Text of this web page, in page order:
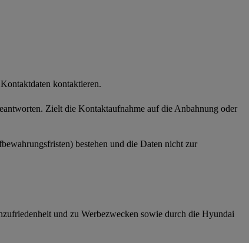
kontaktieren.
Zielt die Kontaktaufnahme auf die Anbahnung oder
bestehen und die Daten nicht zur
und zu Werbezwecken sowie durch die Hyundai